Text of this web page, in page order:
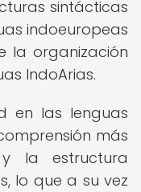
sintácticas
indoeuropeas
la organización
IndoArias.
en las lenguas
más
la estructura
lo que a su vez